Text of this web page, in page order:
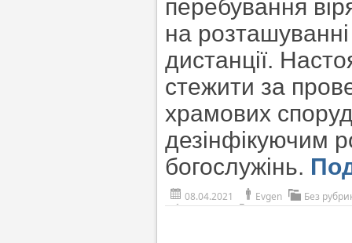
перебування
на розташуванні
дистанції.
стежити за
храмових
дезінфікуючим
богослужінь.
08.04.2021 Evgen Без